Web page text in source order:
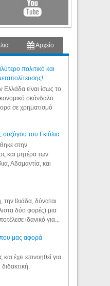
Αρχείο
πολιτικό και
είναι ίσως το
σκάνδαλο
σε χρηματισμό
συζύγου του Γκιόλια
στην
και μητέρα των
Αδαμαντία, και
Ιλιάδα, δύναται
δύο φορές) μια
ιδανικό για...
μας αφορά
έχει επινοηθεί για